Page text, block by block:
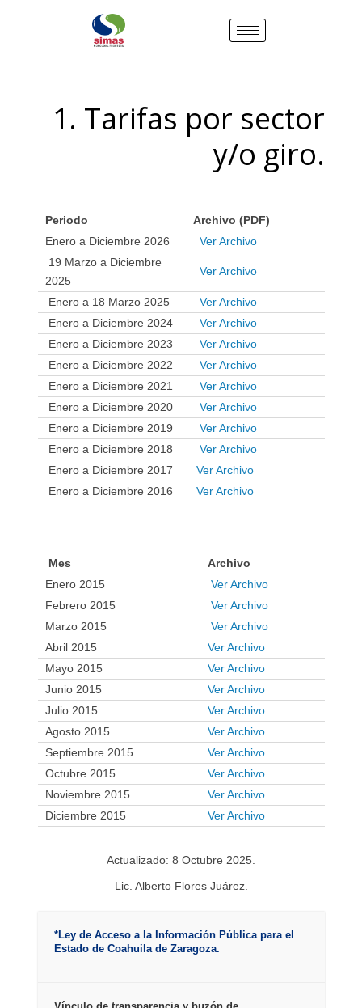
1. Tarifas por sector
y/o giro.
Periodo
Archivo (PDF)
Enero a Diciembre 2026
Ver Archivo
19 Marzo a Diciembre
2025
Ver Archivo
Enero a 18 Marzo 2025
Ver Archivo
Enero a Diciembre 2024
Ver Archivo
Enero a Diciembre 2023
Ver Archivo
Enero a Diciembre 2022
Ver Archivo
Enero a Diciembre 2021
Ver Archivo
Enero a Diciembre 2020
Ver Archivo
Enero a Diciembre 2019
Ver Archivo
Enero a Diciembre 2018
Ver Archivo
Enero a Diciembre 2017
Ver Archivo
Enero a Diciembre 2016
Ver Archivo
Mes
Archivo
Enero 2015
Ver Archivo
Febrero 2015
Ver Archivo
Marzo 2015
Ver Archivo
Abril 2015
Ver Archivo
Mayo 2015
Ver Archivo
Junio 2015
Ver Archivo
Julio 2015
Ver Archivo
Agosto 2015
Ver Archivo
Septiembre 2015
Ver Archivo
Octubre 2015
Ver Archivo
Noviembre 2015
Ver Archivo
Diciembre 2015
Ver Archivo
Actualizado: 8 Octubre 2025.
Lic. Alberto Flores Juárez.
*Ley de Acceso a la Información Pública para el
Estado de Coahuila de Zaragoza.